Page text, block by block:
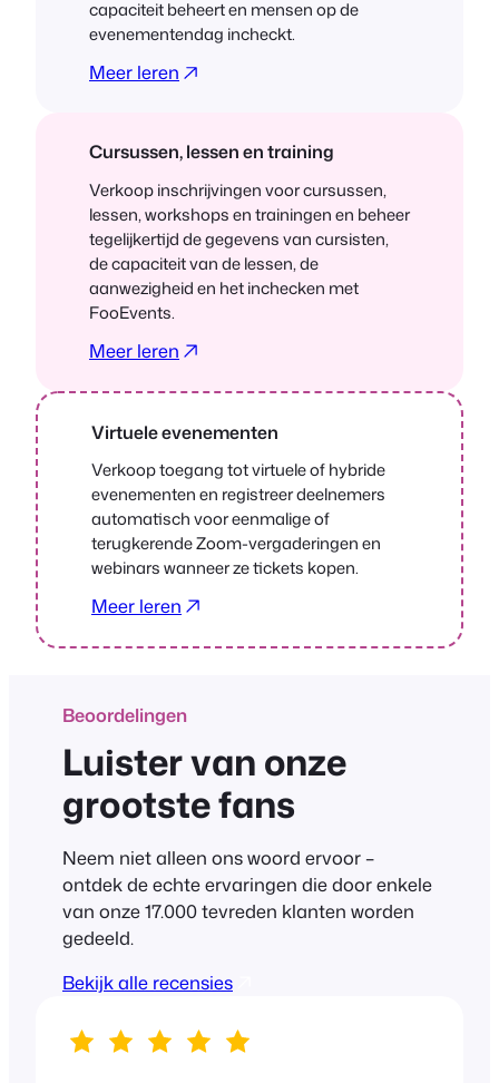
capaciteit beheert en mensen op de
evenementendag incheckt.
Meer leren
Cursussen, lessen en training
Verkoop inschrijvingen voor cursussen,
lessen, workshops en trainingen en beheer
tegelijkertijd de gegevens van cursisten,
de capaciteit van de lessen, de
aanwezigheid en het inchecken met
FooEvents.
Meer leren
Virtuele evenementen
Verkoop toegang tot virtuele of hybride
evenementen en registreer deelnemers
automatisch voor eenmalige of
terugkerende Zoom-vergaderingen en
webinars wanneer ze tickets kopen.
Meer leren
Beoordelingen
Luister van onze
grootste fans
Neem niet alleen ons woord ervoor –
ontdek de echte ervaringen die door enkele
van onze 17.000 tevreden klanten worden
gedeeld.
Bekijk alle recensies